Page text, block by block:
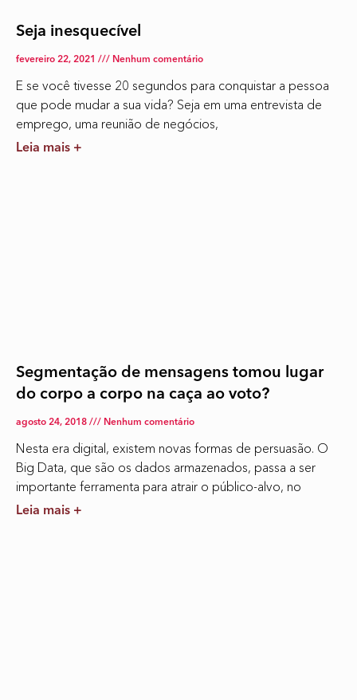
Seja inesquecível
fevereiro 22, 2021 Nenhum comentário
E se você tivesse 20 segundos para conquistar a pessoa
que pode mudar a sua vida? Seja em uma entrevista de
emprego, uma reunião de negócios,
Leia mais +
Segmentação de mensagens tomou lugar
do corpo a corpo na caça ao voto?
agosto 24, 2018 Nenhum comentário
Nesta era digital, existem novas formas de persuasão. O
Big Data, que são os dados armazenados, passa a ser
importante ferramenta para atrair o público-alvo, no
Leia mais +